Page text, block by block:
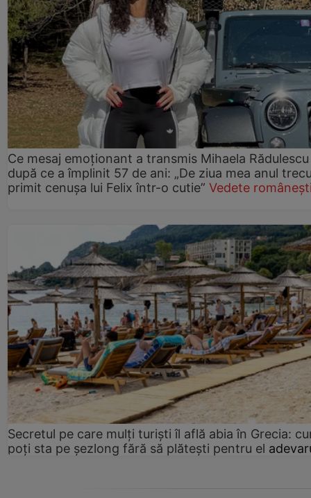
Ce mesaj emoționant a transmis Mihaela Rădulescu
după ce a împlinit 57 de ani: „De ziua mea anul
primit cenușa lui Felix într-o cutie” Vedete
Secretul pe care mulți turiști îl află abia în Grecia:
poți sta pe șezlong fără să plătești pentru el